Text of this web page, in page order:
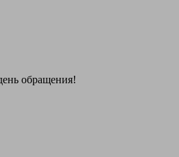
обращения!